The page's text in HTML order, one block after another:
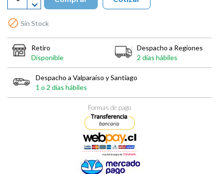
 Sin Stock
Retiro
Disponible
Despacho a Regiones
2 días hábiles
Despacho a Valparaíso y Santiago
1 o 2 días hábiles
Formas de pago